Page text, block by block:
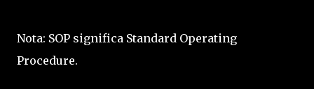
Nota: SOP significa Standard Operating
Procedure.